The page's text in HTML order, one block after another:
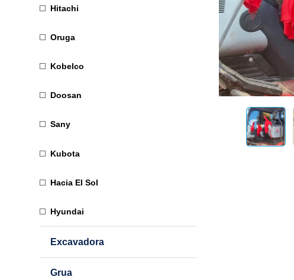
Hitachi
Oruga
Kobelco
Doosan
Sany
Kubota
Hacia El Sol
Hyundai
Excavadora
Grua